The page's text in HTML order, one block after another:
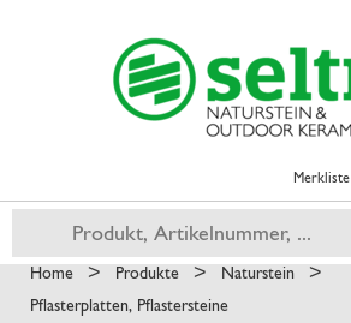
Merkliste
Home > Produkte > Naturstein >
Pflasterplatten, Pflastersteine